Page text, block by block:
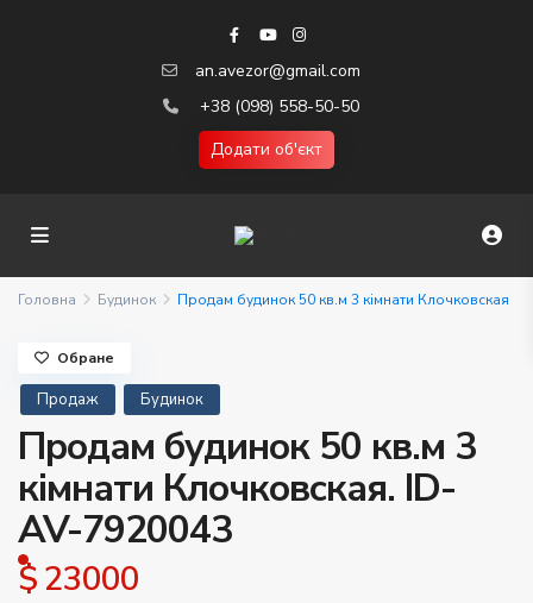
an.avezor@gmail.com
+38 (098) 558-50-50
Додати об'єкт
Головна Будинок Продам будинок 50 кв.м 3 кімнати Клочковская
Продаж Будинок
Продам будинок 50 кв.м 3
кімнати Клочковская. ID-
AV-7920043
$ 23000
Обране